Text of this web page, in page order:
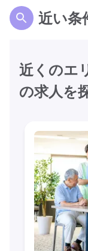
近い条
近くのエ
の求人を